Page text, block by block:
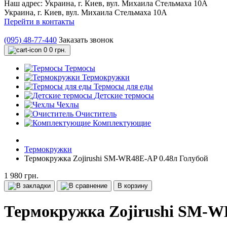
Наш адрес: Украина, г. Киев, вул. Михаила Стельмаха 10А
Украина, г. Киев, вул. Михаила Стельмаха 10А
Перейти в контакты
(095) 48-77-440 Заказать звонок
0 0 грн.
Термосы
Термокружки
Термосы для еды
Детские термосы
Чехлы
Очиститель
Комплектующие
Термокружки
Термокружка Zojirushi SM-WR48E-AP 0.48л Голубой
1 980 грн.
В корзину
Термокружка Zojirushi SM-